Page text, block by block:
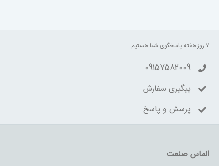
۷ روز هفته پاسخگوی شما هستیم.
09157582009
پیگیری سفارش
پرسش و پاسخ
الماس صنعت